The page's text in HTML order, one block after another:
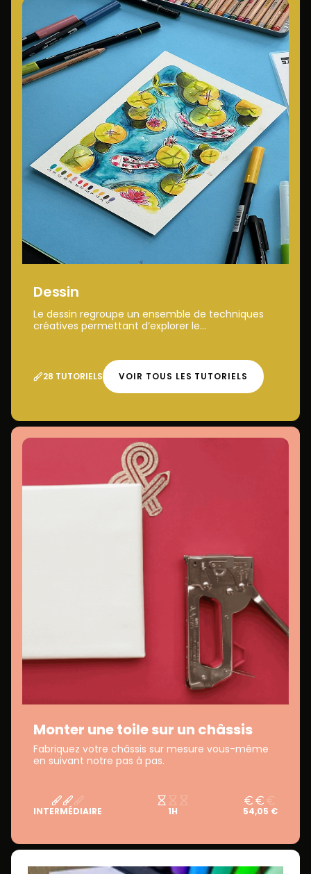
Dessin
Le dessin regroupe un ensemble de techniques
créatives permettant d’explorer le...
28 TUTORIELS VOIR TOUS LES TUTORIELS
Monter une toile sur un châssis
Fabriquez votre châssis sur mesure vous-même
en suivant notre pas à pas.
INTERMÉDIAIRE 1H 54,05 €